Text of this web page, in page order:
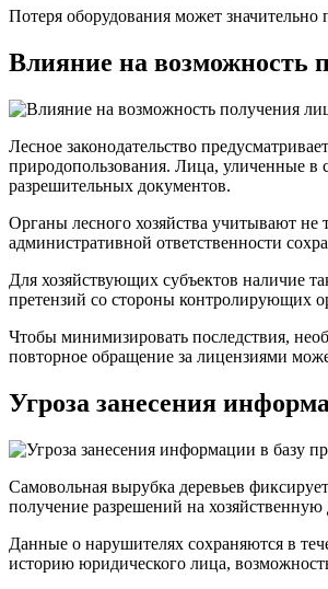
Потеря оборудования может
Влияние на возможность
Лесное законодательство
природопользования. Лица, уличенные в
разрешительных документов.
Органы лесного хозяйства учитывают
административной ответственности
Для хозяйствующих субъектов наличие
претензий со стороны контролирующих
Чтобы минимизировать последствия,
повторное обращение за лицензиями
Угроза занесения
Самовольная вырубка деревьев
получение разрешений на хозяйственную
Данные о нарушителях сохраняются в
историю юридического лица,